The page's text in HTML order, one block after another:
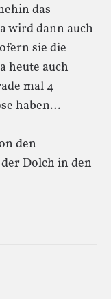
das
wird dann auch
sie die
heute auch
mal 4
haben…
den
Dolch in den